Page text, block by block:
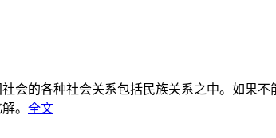
会的各种社会关系包括民族关系之中。如果
。 全文